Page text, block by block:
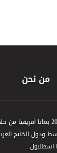
من نحن
جوليا جروب الأم تأسست عام 2001
ودول الخليج
اسطنبول .